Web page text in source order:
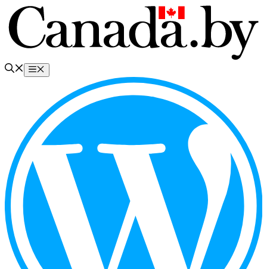
Перейти
содержимому
Меню